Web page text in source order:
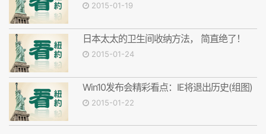
2015-01-19
日本太太的卫生间收纳方法， 简直绝了！
2015-01-24
Win10发布会精彩看点：IE将退出历史(组图)
2015-01-22